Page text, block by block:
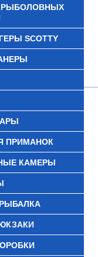
SCOTTY
ПРИМАНОК
КАМЕРЫ